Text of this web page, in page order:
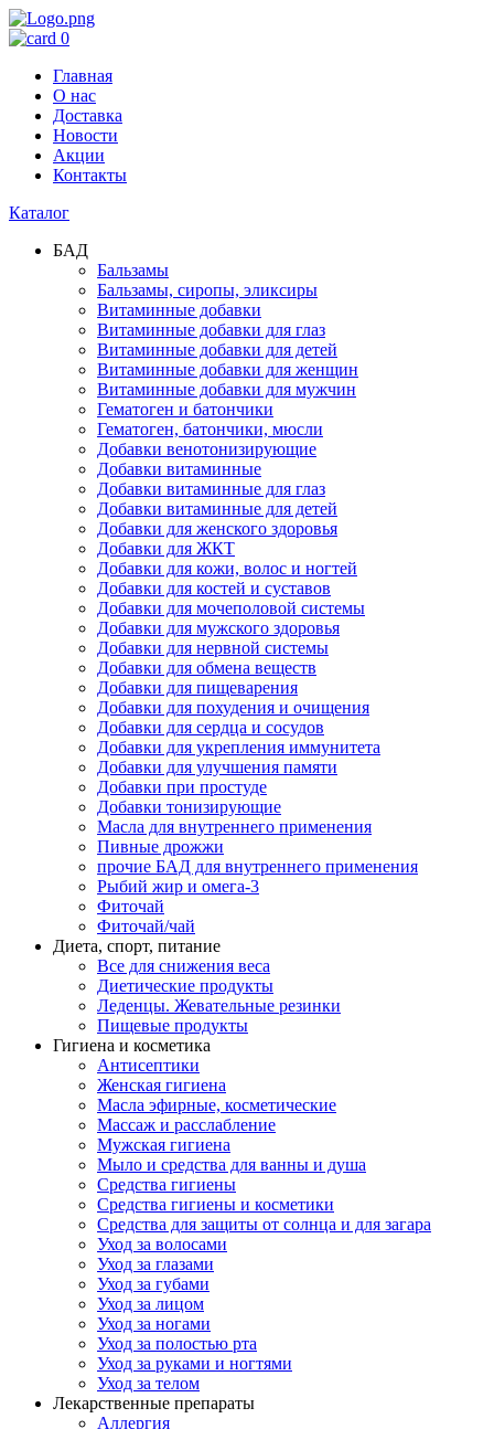
0
Главная
О нас
Доставка
Новости
Акции
Контакты
Каталог
БАД
Бальзамы
Бальзамы, сиропы, эликсиры
Витаминные добавки
Витаминные добавки для глаз
Витаминные добавки для детей
Витаминные добавки для женщин
Витаминные добавки для мужчин
Гематоген и батончики
Гематоген, батончики, мюсли
Добавки венотонизирующие
Добавки витаминные
Добавки витаминные для глаз
Добавки витаминные для детей
Добавки для женского здоровья
Добавки для ЖКТ
Добавки для кожи, волос и ногтей
Добавки для костей и суставов
Добавки для мочеполовой системы
Добавки для мужского здоровья
Добавки для нервной системы
Добавки для обмена веществ
Добавки для пищеварения
Добавки для похудения и очищения
Добавки для сердца и сосудов
Добавки для укрепления иммунитета
Добавки для улучшения памяти
Добавки при простуде
Добавки тонизирующие
Масла для внутреннего применения
Пивные дрожжи
прочие БАД для внутреннего применения
Рыбий жир и омега-3
Фиточай
Фиточай/чай
Диета, спорт, питание
Все для снижения веса
Диетические продукты
Леденцы. Жевательные резинки
Пищевые продукты
Гигиена и косметика
Антисептики
Женская гигиена
Масла эфирные, косметические
Массаж и расслабление
Мужская гигиена
Мыло и средства для ванны и душа
Средства гигиены
Средства гигиены и косметики
Средства для защиты от солнца и для загара
Уход за волосами
Уход за глазами
Уход за губами
Уход за лицом
Уход за ногами
Уход за полостью рта
Уход за руками и ногтями
Уход за телом
Лекарственные препараты
Аллергия